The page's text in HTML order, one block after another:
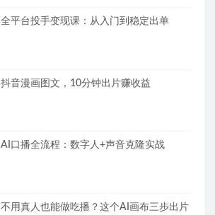
全平台投手变现课：从入门到稳定出单
抖音漫画图文，10分钟出片赚收益
AI口播全流程：数字人+声音克隆实战
不用真人也能做吃播？这个AI画布三步出片